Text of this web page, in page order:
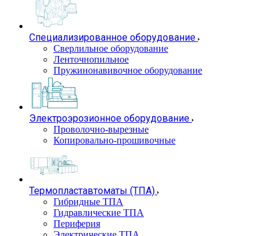
Специализированное оборудование
Сверлильное оборудование
Ленточнопильное
Пружинонавивочное оборудование
Электроэрозионное оборудование
Проволочно-вырезные
Копировально-прошивочные
Термопластавтоматы (ТПА)
Гибридные ТПА
Гидравлические ТПА
Периферия